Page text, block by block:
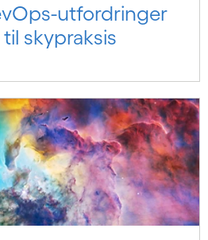
utfordringer
skypraksis